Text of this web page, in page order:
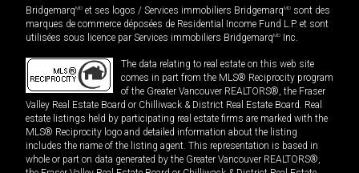
BridgemarqMD et ses logos / Services immobiliers BridgemarqMD sont des
marques de commerce déposées de Residential Income Fund L.P. et sont
utilisées sous licence par Services immobiliers BridgemarqMD Inc.
The data relating to real estate on this web site
comes in part from the MLS® Reciprocity program
of the Greater Vancouver REALTORS®, the Fraser
Valley Real Estate Board or Chilliwack & District Real Estate Board. Real
estate listings held by participating real estate firms are marked with the
MLS® Reciprocity logo and detailed information about the listing
includes the name of the listing agent. This representation is based in
whole or part on data generated by the Greater Vancouver REALTORS®,